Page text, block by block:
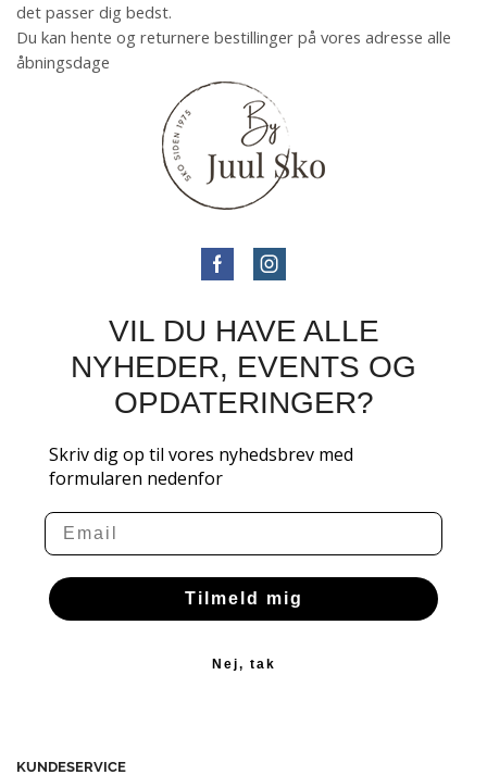
det passer dig bedst.
Du kan hente og returnere bestillinger på vores adresse alle
åbningsdage
VIL DU HAVE ALLE
NYHEDER, EVENTS OG
OPDATERINGER?
Skriv dig op til vores nyhedsbrev med
formularen nedenfor
Email
Tilmeld mig
Nej, tak
KUNDESERVICE